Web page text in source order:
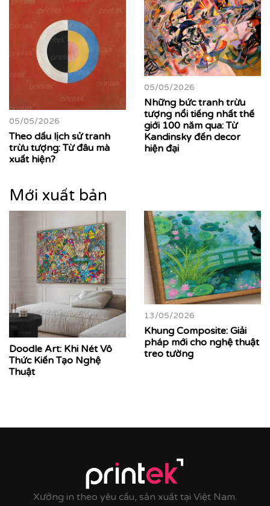
05/05/2026
Theo dấu lịch sử tranh
trừu tượng: Từ đâu mà
xuất hiện?
05/05/2026
Những bức tranh trừu
tượng nổi tiếng nhất thế
giới 100 năm qua: Từ
Kandinsky đến decor
hiện đại
Mới xuất bản
Doodle Art: Khi Nét Vô
Thức Kiến Tạo Nghệ
Thuật
13/05/2026
Khung Composite: Giải
pháp mới cho nghệ thuật
treo tường
Xưởng in theo yêu cầu, sản xuất tại Việt Nam.